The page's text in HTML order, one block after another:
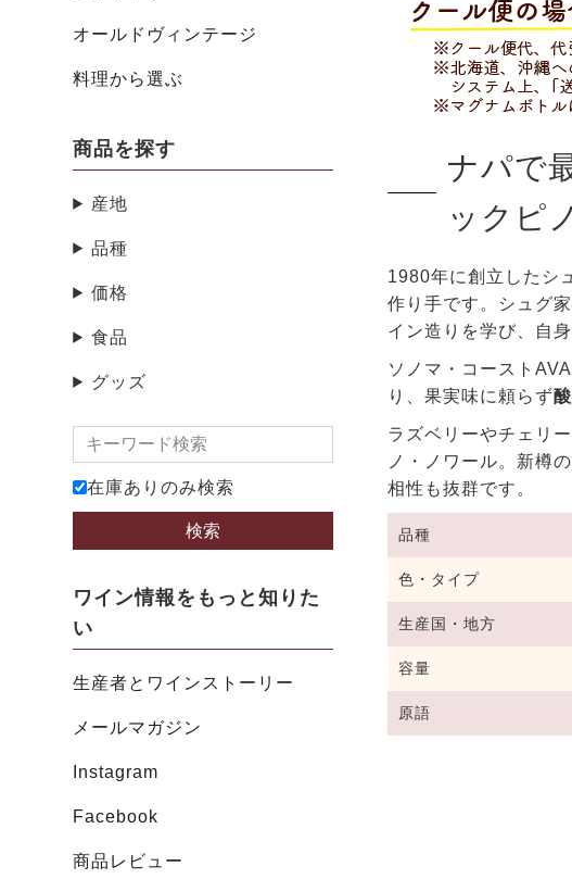
オールドヴィンテージ
料理から選ぶ
商品を探す
産地
品種
価格
食品
グッズ
在庫ありのみ検索
検索
ワイン情報をもっと知りた
い
生産者とワインストーリー
メールマガジン
Instagram
Facebook
商品レビュー
ナパで
ックピ
1980年に創立したシ
作り手です。シュグ
イン造りを学び、自
ソノマ・コースト
り、果実味に頼らず
ラズベリーやチェリ
ノ・ノワール。新樽
相性も抜群です。
品種
色・タイプ
生産国・地方
容量
原語